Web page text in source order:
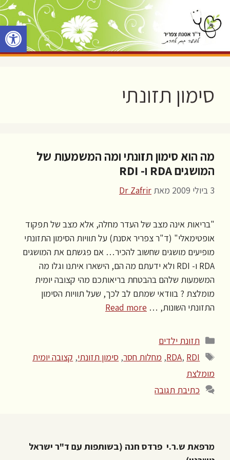
פתח
לתוכן
סימון תזונתי
מה הוא סימון תזונתי ומה המשמעות של
המושגים RDA ו- RDI
3 ביולי 2009 מאת Dr Zafrir
"בריאות אינה מצב של העדר מחלה, אלא מצב של תפקוד
אופטימאלי" (ד"ר צפריר אסנת) על תוויות הסימון התזונתי
מופיעים מושגים שחשוב להכיר… אם פגשתם את המושגים
RDA ו- RDI ולא ידעתם מה הם, הישארו איתנו וגלו מה
המשמעות שלהם בהבטחת בריאותכם מהי קצובה יומית
מומלצת ? בוודאי שמתם לב לכך, שעל תוויות הסימון
התזונתי השונות, … Read more
קטגוריות
תזונת ילדים
תגיות RDA, RDI
, מחלות חסר, סימון תזונתי, קצובה יומית
מומלצת
כתיבת תגובה
מרפאת ש.ר.י פרדס חנה (בשותפות עם ד"ר ישראל